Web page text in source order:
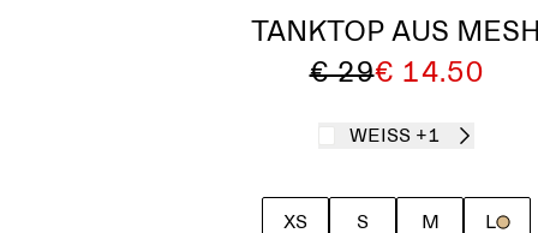
TANKTOP AUS MESH
€ 29€ 14.50
WEISS +1
XS S M L